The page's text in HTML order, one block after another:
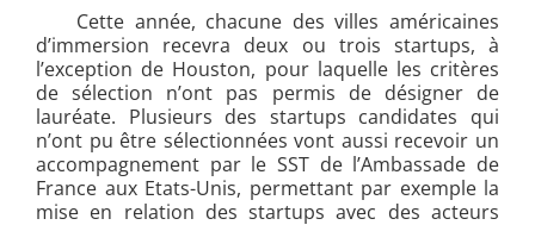
Cette année, chacune des villes américaines
d’immersion recevra deux ou trois startups, à
l’exception de Houston, pour laquelle les critères
de sélection n’ont pas permis de désigner de
lauréate. Plusieurs des startups candidates qui
n’ont pu être sélectionnées vont aussi recevoir un
accompagnement par le SST de l’Ambassade de
France aux Etats-Unis, permettant par exemple la
mise en relation des startups avec des acteurs